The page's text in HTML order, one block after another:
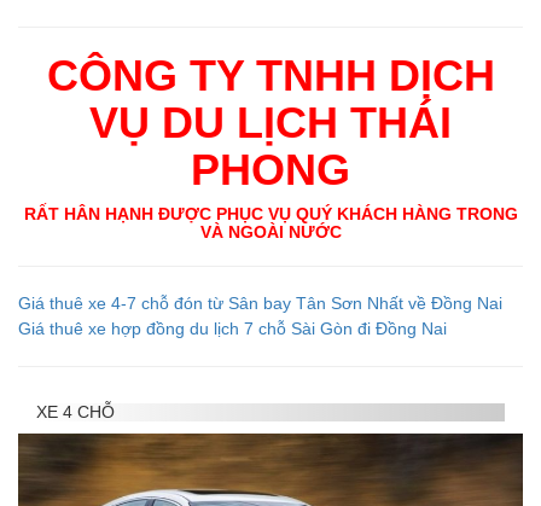
CÔNG TY TNHH DỊCH
VỤ DU LỊCH THÁI
PHONG
RẤT HÂN HẠNH ĐƯỢC PHỤC VỤ QUÝ KHÁCH HÀNG TRONG
VÀ NGOÀI NƯỚC
Giá thuê xe 4-7 chỗ đón từ Sân bay Tân Sơn Nhất về Đồng Nai
Giá thuê xe hợp đồng du lịch 7 chỗ Sài Gòn đi Đồng Nai
XE 4 CHỖ